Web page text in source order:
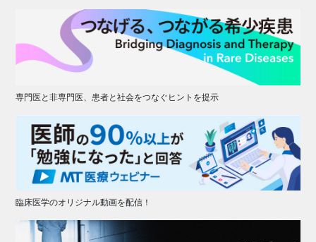
専門医と非専門医、患者と社会をつなぐヒントを提示
臨床医学のオリジナル動画を配信！